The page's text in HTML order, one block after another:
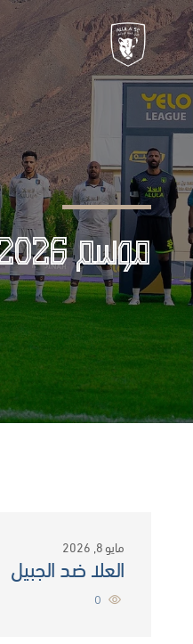
موسم 2025/2026
مايو 8, 2026
العلا ضد الجبيل
0